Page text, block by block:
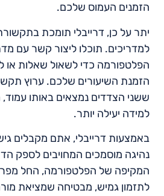
הזמנים העמוס שלכם.
יתר על כן, דרייבלי תומכת
למדריכים. תוכלו ליצור קשר עם
הפלטפורמה כדי לשאול שאלות או
הזמנת השיעורים שלכם. ערוץ
ששני הצדדים נמצאים באותו עמוד,
למידה יעילה יותר.
באמצעות דרייבלי, אתם מקבלים
נהיגה מוסמכים המחויבים לספק
המקיפה של הפלטפורמה, החל
לתזמון גמיש, מבטיחה שמציאת